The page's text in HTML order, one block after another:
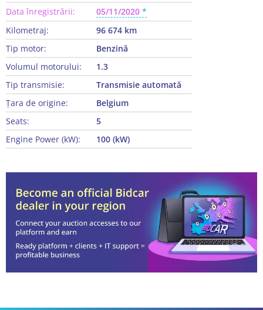
Data înregistrării:
05/11/2020
Kilometraj:
96 674 km
Tip motor:
Benzină
Volumul motorului:
1.3
Tip transmisie:
Transmisie automată
Țara de origine:
Belgium
Seats:
5
Engine Power (kW):
100 (kW)